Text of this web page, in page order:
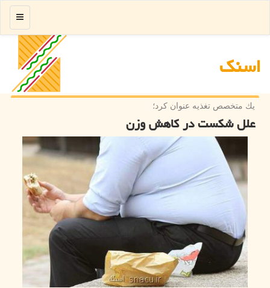
اسنك
منو
یك متخصص تغذیه عنوان كرد؛
علل شكست در كاهش وزن